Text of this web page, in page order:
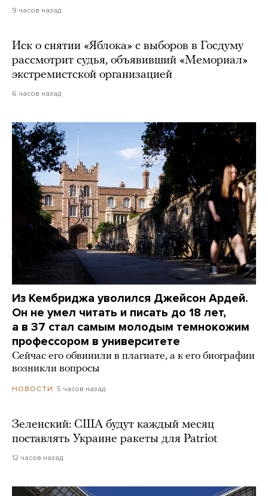
9 часов назад
Иск о снятии «Яблока» с выборов в Госдуму
рассмотрит судья, объявивший «Мемориал»
экстремистской организацией
6 часов назад
Из Кембриджа уволился Джейсон Ардей.
Он не умел читать и писать до 18 лет,
а в 37 стал самым молодым темнокожим
профессором в университете
Сейчас его обвинили в плагиате, а к его биографии
возникли вопросы
НОВОСТИ 5 часов назад
Зеленский: США будут каждый месяц
поставлять Украине ракеты для Patriot
12 часов назад